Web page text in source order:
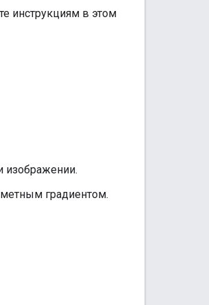
инструкциям в этом
изображении.
градиентом.